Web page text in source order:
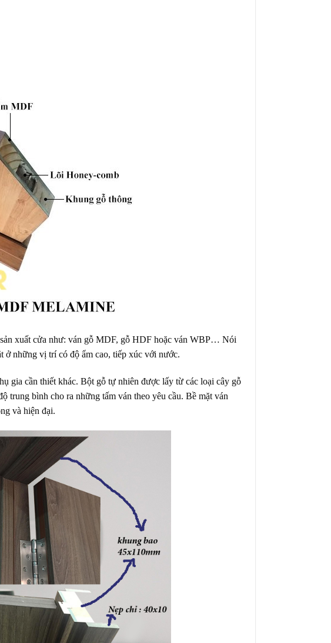
xuất cửa như: ván gỗ MDF, gỗ HDF hoặc ván WBP… Nói
ở những vị trí có độ ẩm cao, tiếp xúc với nước.
gia cần thiết khác. Bột gỗ tự nhiên được lấy từ các loại cây gỗ
trung bình cho ra những tấm ván theo yêu cầu. Bề mặt ván
và hiện đại.